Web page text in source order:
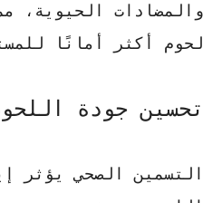
والمضادات الحيوية ،
لحوم أكثر أمانًا
تحسين جودة
التسمين الصحي يؤثر